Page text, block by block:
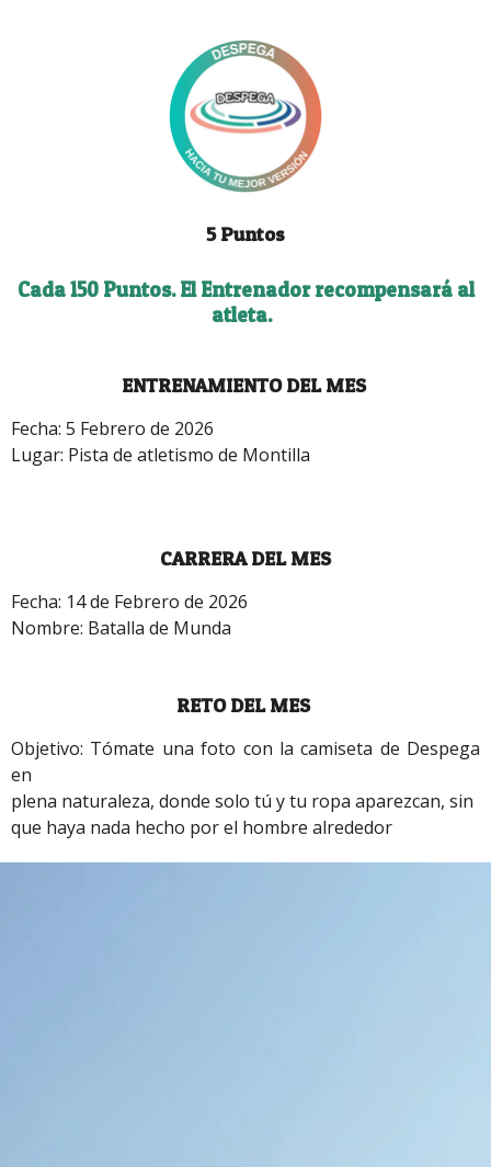
5 Puntos
Cada 150 Puntos. El Entrenador recompensará al
atleta.
ENTRENAMIENTO DEL MES
Fecha: 5 Febrero de 2026
Lugar: Pista de atletismo de Montilla
CARRERA DEL MES
Fecha: 14 de Febrero de 2026
Nombre: Batalla de Munda
RETO DEL MES
Objetivo: Tómate una foto con la camiseta de Despega
en
plena naturaleza, donde solo tú y tu ropa aparezcan, sin
que haya nada hecho por el hombre alrededor